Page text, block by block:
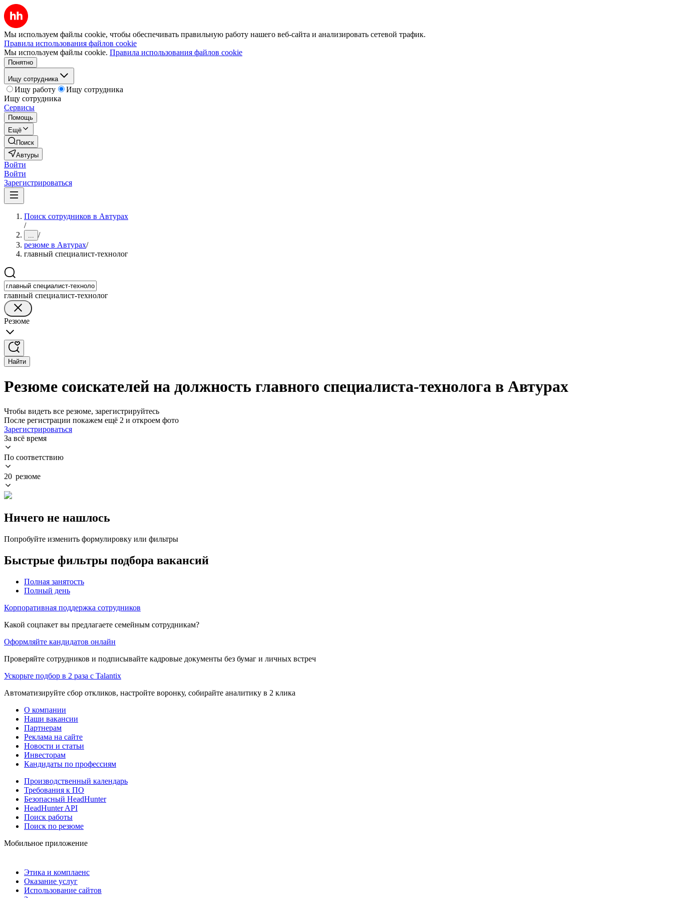
Мы используем файлы cookie, чтобы обеспечивать правильную работу нашего веб-сайта и анализировать сетевой трафик.
Правила использования файлов cookie
Мы используем файлы cookie. Правила использования файлов cookie
Понятно
Ищу сотрудника
Ищу работу
Ищу сотрудника
Ищу сотрудника
Сервисы
Помощь
Ещё
Поиск
Автуры
Войти
Войти
Зарегистрироваться
Поиск сотрудников в Автурах
/
... /
резюме в Автурах/
главный специалист-технолог
главный специалист-технолог
Резюме
Найти
Резюме соискателей на должность главного специалиста-технолога в Автурах
Чтобы видеть все резюме, зарегистрируйтесь
После регистрации покажем ещё 2 и откроем фото
Зарегистрироваться
За всё время
По соответствию
20 резюме
Ничего не нашлось
Попробуйте изменить формулировку или фильтры
Быстрые фильтры подбора вакансий
Полная занятость
Полный день
Корпоративная поддержка сотрудников
Какой соцпакет вы предлагаете семейным сотрудникам?
Оформляйте кандидатов онлайн
Проверяйте сотрудников и подписывайте кадровые документы без бумаг и личных встреч
Ускорьте подбор в 2 раза с Talantix
Автоматизируйте сбор откликов, настройте воронку, собирайте аналитику в 2 клика
О компании
Наши вакансии
Партнерам
Реклама на сайте
Новости и статьи
Инвесторам
Кандидаты по профессиям
Производственный календарь
Требования к ПО
Безопасный HeadHunter
HeadHunter API
Поиск работы
Поиск по резюме
Мобильное приложение
Этика и комплаенс
Оказание услуг
Использование сайтов